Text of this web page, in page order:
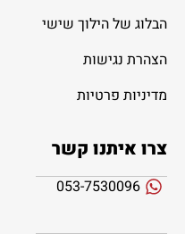
הבלוג של הילוך שישי
הצהרת נגישות
מדיניות פרטיות
צרו איתנו קשר
053-7530096